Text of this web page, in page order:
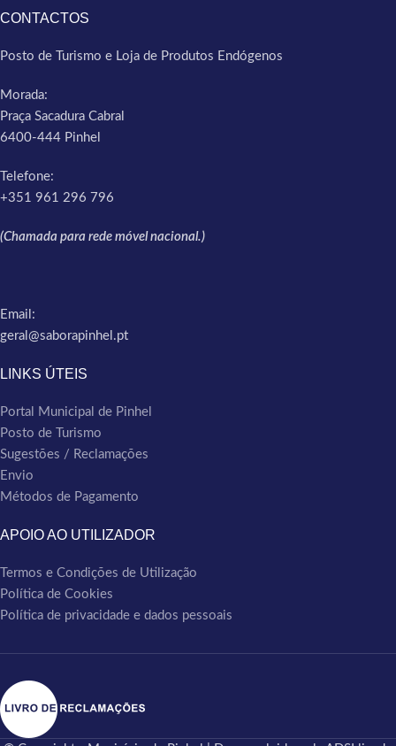
CONTACTOS
Posto de Turismo e Loja de Produtos Endógenos
Morada:
Praça Sacadura Cabral
6400-444 Pinhel
Telefone:
+351 961 296 796
(Chamada para rede móvel nacional.)
Email:
geral@saborapinhel.pt
LINKS ÚTEIS
Portal Municipal de Pinhel
Posto de Turismo
Sugestões / Reclamações
Envio
Métodos de Pagamento
APOIO AO UTILIZADOR
Termos e Condições de Utilização
Política de Cookies
Política de privacidade e dados pessoais